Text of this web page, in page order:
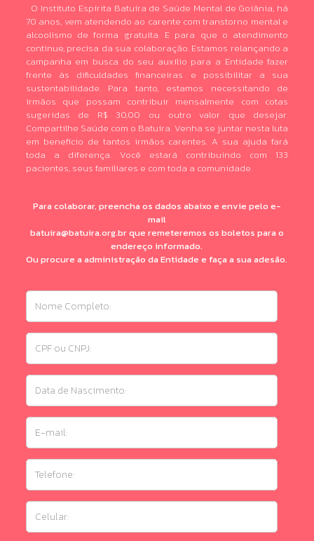
O Instituto Espírita Batuíra de Saúde Mental de Goiânia, há
70 anos, vem atendendo ao carente com transtorno mental e
alcoolismo de forma gratuita. E para que o atendimento
continue, precisa da sua colaboração. Estamos relançando a
campanha em busca do seu auxílio para a Entidade fazer
frente às dificuldades financeiras e possibilitar a sua
sustentabilidade. Para tanto, estamos necessitando de
irmãos que possam contribuir mensalmente com cotas
sugeridas de R$ 30,00 ou outro valor que desejar.
Compartilhe Saúde com o Batuíra. Venha se juntar nesta luta
em benefício de tantos irmãos carentes. A sua ajuda fará
toda a diferença. Você estará contribuindo com 133
pacientes, seus familiares e com toda a comunidade.
Para colaborar, preencha os dados abaixo e envie pelo e-
mail
batuira@batuira.org.br que remeteremos os boletos para o
endereço informado.
Ou procure a administração da Entidade e faça a sua adesão.
Nome
Completo:
CPF
ou
CNPJ:
Data
de
Nascimento:
E-
mail:
Telefone:
Celular: